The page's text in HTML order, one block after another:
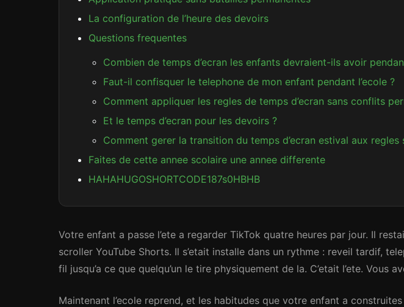
La configuration de l’heure des devoirs
Questions frequentes
Combien de temps d’ecran les enfants devraient-ils avoir
Faut-il confisquer le telephone de mon enfant pendant l’ecole ?
Comment appliquer les regles de temps d’ecran sans conflits
Et le temps d’ecran pour les devoirs ?
Comment gerer la transition du temps d’ecran estival aux regles
Faites de cette annee scolaire une annee differente
HAHAHUGOSHORTCODE187s0HBHB
Votre enfant a passe l’ete a regarder TikTok quatre heures par jour. Il
scroller YouTube Shorts. Il s’etait installe dans un rythme : reveil tardif,
fil jusqu’a ce que quelqu’un le tire physiquement de la. C’etait l’ete. Vous
Maintenant l’ecole reprend, et les habitudes que votre enfant a